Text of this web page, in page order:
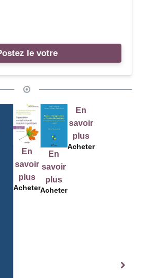
le votre
En
savoir
plus
Acheter
En
savoir
plus
Acheter